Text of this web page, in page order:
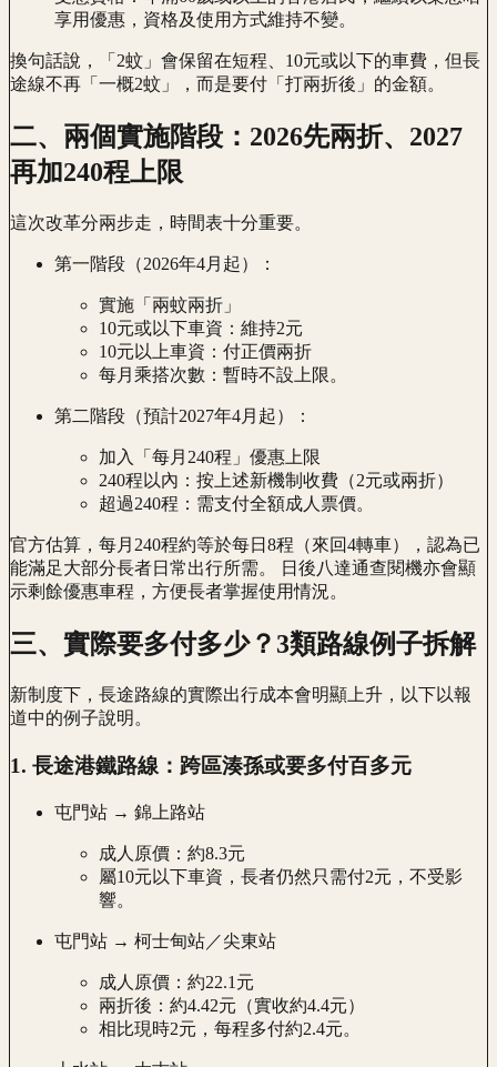
享用優惠，資格及使用方式維持不變。
換句話說，「2蚊」會保留在短程、10元或以下的車費，但長
途線不再「一概2蚊」，而是要付「打兩折後」的金額。
二、兩個實施階段：2026先兩折、2027
再加240程上限
這次改革分兩步走，時間表十分重要。
第一階段（2026年4月起）：
實施「兩蚊兩折」
10元或以下車資：維持2元
10元以上車資：付正價兩折
每月乘搭次數：暫時不設上限。
第二階段（預計2027年4月起）：
加入「每月240程」優惠上限
240程以內：按上述新機制收費（2元或兩折）
超過240程：需支付全額成人票價。
官方估算，每月240程約等於每日8程（來回4轉車），認為已
能滿足大部分長者日常出行所需。 日後八達通查閱機亦會顯
示剩餘優惠車程，方便長者掌握使用情況。
三、實際要多付多少？3類路線例子拆解
新制度下，長途路線的實際出行成本會明顯上升，以下以報
道中的例子說明。
1. 長途港鐵路線：跨區湊孫或要多付百多元
屯門站 → 錦上路站
成人原價：約8.3元
屬10元以下車資，長者仍然只需付2元，不受影
響。
屯門站 → 柯士甸站／尖東站
成人原價：約22.1元
兩折後：約4.42元（實收約4.4元）
相比現時2元，每程多付約2.4元。